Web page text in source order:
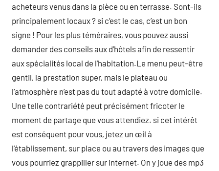
acheteurs venus dans la pièce ou en terrasse. Sont-ils
principalement locaux ? si c’est le cas, c’est un bon
signe ! Pour les plus téméraires, vous pouvez aussi
demander des conseils aux d’hôtels afin de ressentir
aux spécialités local de l’habitation.Le menu peut-être
gentil, la prestation super, mais le plateau ou
l’atmosphère n’est pas du tout adapté à votre domicile.
Une telle contrariété peut précisément fricoter le
moment de partage que vous attendiez. si cet intérêt
est conséquent pour vous, jetez un œil à
l’établissement, sur place ou au travers des images que
vous pourriez grappiller sur internet. On y joue des mp3